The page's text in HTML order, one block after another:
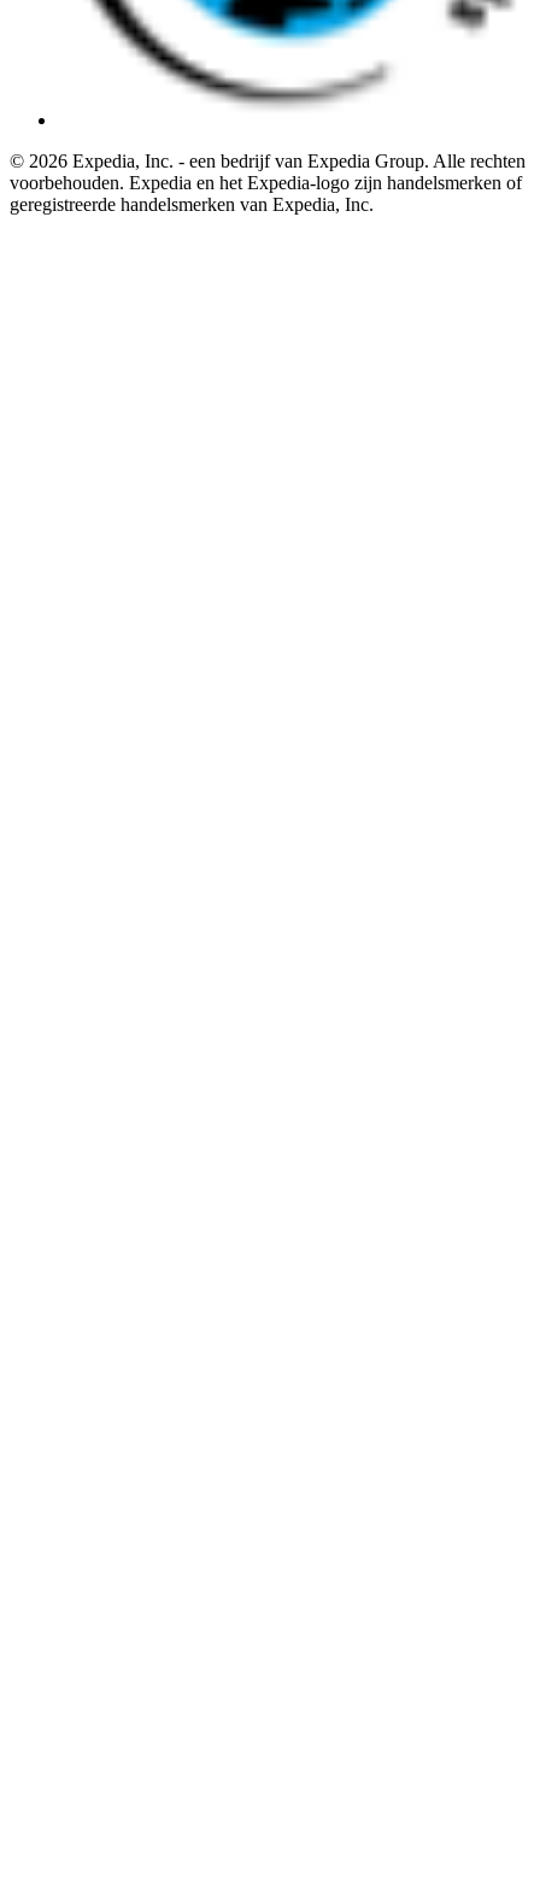
© 2026 Expedia, Inc. - een bedrijf van Expedia Group. Alle rechten
voorbehouden. Expedia en het Expedia-logo zijn handelsmerken of
geregistreerde handelsmerken van Expedia, Inc.